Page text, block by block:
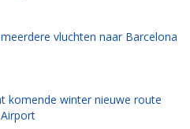
vluchten naar Barcelona
komende winter nieuwe route